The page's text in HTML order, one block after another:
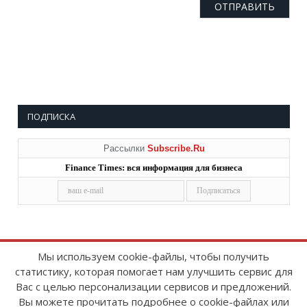
ПОДПИСКА
Рассылки Subscribe.Ru
Finance Times: вся информация для бизнеса
Copyright © 2008-2026FinanceTimes
Зарегистрировано в Роскомнадзоре
Мы используем cookie-файлы, чтобы получить
статистику, которая помогает нам улучшить сервис для
Вас с целью персонализации сервисов и предложений.
Вы можете прочитать подробнее о cookie-файлах или